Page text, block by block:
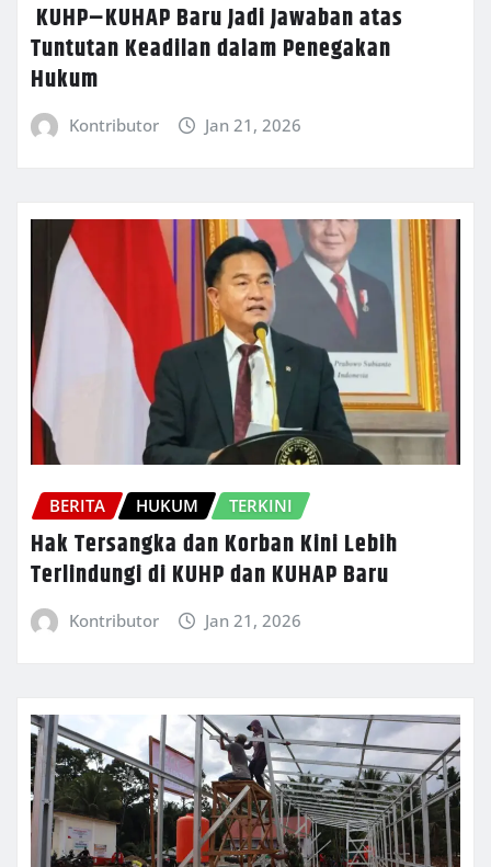
KUHP–KUHAP Baru Jadi Jawaban atas
Tuntutan Keadilan dalam Penegakan
Hukum
Kontributor Jan 21, 2026
BERITA HUKUM TERKINI
Hak Tersangka dan Korban Kini Lebih
Terlindungi di KUHP dan KUHAP Baru
Kontributor Jan 21, 2026